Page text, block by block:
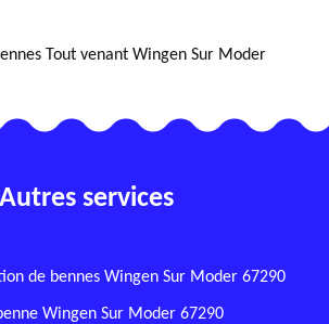
Tout venant Wingen Sur Moder
Autres services
de bennes Wingen Sur Moder 67290
Wingen Sur Moder 67290